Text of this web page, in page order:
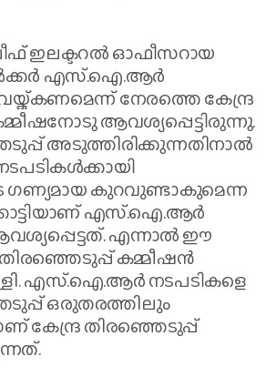
ഇലക്ടറല്‍ ഓഫീസറായ
എസ്.ഐ.ആര്‍
നേരത്തെ കേന്ദ്ര
ആവശ്യപ്പെട്ടിരുന്നു.
അടുത്തിരിക്കുന്നതിനാല്‍
ഗണ്യമായ കുറവുണ്ടാകുമെന്ന
എസ്.ഐ.ആര്‍
എന്നാല്‍ ഈ
കമ്മീഷന്‍
എസ്.ഐ.ആര്‍ നടപടികളെ
ഒരുതരത്തിലും
കേന്ദ്ര തിരഞ്ഞെടുപ്പ്